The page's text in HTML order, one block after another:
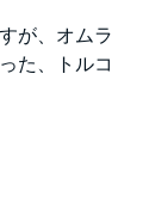
が、オムラ
た、トルコ